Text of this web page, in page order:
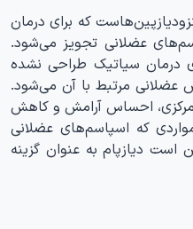
که برای درمان
عضلانی تجویز می‌شود.
درمان سیاتیک طراحی نشده
عضلانی مرتبط با آن می‌شود.
مرکزی، احساس آرامش و کاهش
که اسپاسم‌های عضلانی
دیازپام به عنوان گزینه